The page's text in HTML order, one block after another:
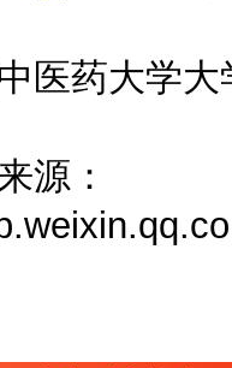
药大学大
：